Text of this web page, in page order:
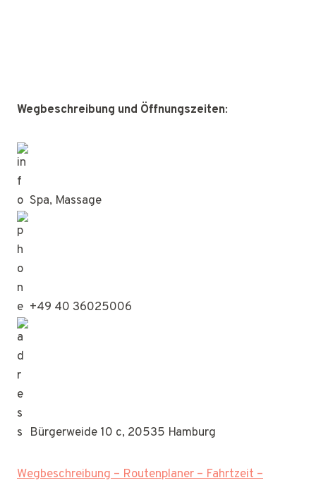
Wegbeschreibung und Öffnungszeiten:
Spa, Massage
+49 40 36025006
Bürgerweide 10 c, 20535 Hamburg
Wegbeschreibung – Routenplaner – Fahrtzeit –